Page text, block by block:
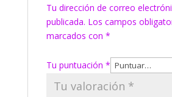
Tu dirección de correo
publicada. Los campos
marcados con *
Tu puntuación *